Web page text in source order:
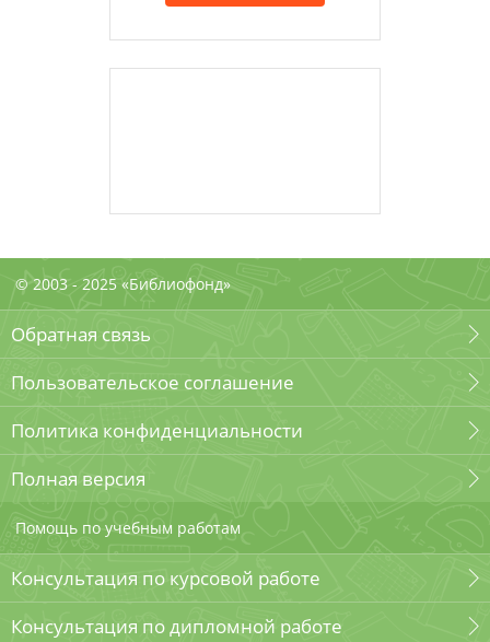
© 2003 - 2025 «Библиофонд»
Обратная связь
Пользовательское соглашение
Политика конфиденциальности
Полная версия
Помощь по учебным работам
Консультация по курсовой работе
Консультация по дипломной работе